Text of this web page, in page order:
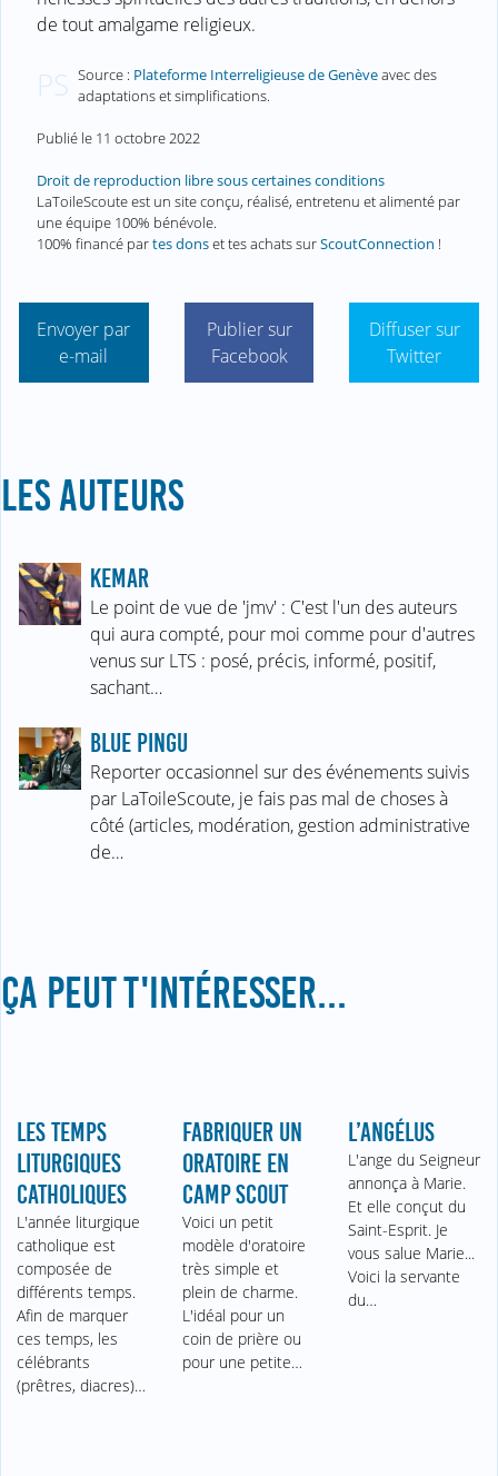
de tout amalgame religieux.
PS Source : Plateforme Interreligieuse de Genèveavec des
adaptations et simplifications.
Publié le 11 octobre 2022
Droit de reproduction libre sous certaines conditions
LaToileScoute est un site conçu, réalisé, entretenu et alimenté par
une équipe 100% bénévole.
100% financé partes donset tes achats surScoutConnection !
Envoyer par
e-mail
Publier sur
Facebook
Diffuser sur
Twitter
LES AUTEURS
KEMAR
Le point de vue de 'jmv' : C'est l'un des auteurs
qui aura compté, pour moi comme pour d'autres
venus sur LTS : posé, précis, informé, positif,
sachant…
BLUE PINGU
Reporter occasionnel sur des événements suivis
par LaToileScoute, je fais pas mal de choses à
côté (articles, modération, gestion administrative
de…
ÇA PEUT T'INTÉRESSER...
LES TEMPS
LITURGIQUES
CATHOLIQUES
L'année liturgique
catholique est
composée de
différents temps.
Afin de marquer
ces temps, les
célébrants
(prêtres, diacres)…
FABRIQUER UN
ORATOIRE EN
CAMP SCOUT
Voici un petit
modèle d'oratoire
très simple et
plein de charme.
L'idéal pour un
coin de prière ou
pour une petite…
L’ANGÉLUS
L'ange du Seigneur
annonça à Marie.
Et elle conçut du
Saint-Esprit. Je
vous salue Marie...
Voici la servante
du…